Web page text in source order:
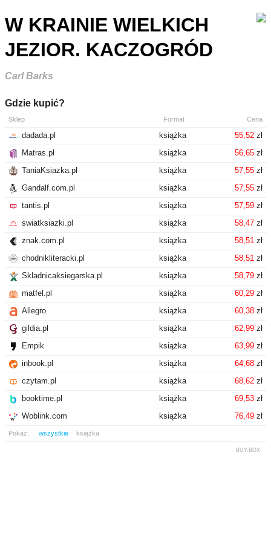
W KRAINIE WIELKICH
JEZIOR. KACZOGRÓD
Carl Barks
Gdzie kupić?
Sklep Format Cena
dadada.pl książka 55,52 zł
Matras.pl
książka 56,65 zł
TaniaKsiazka.pl
książka 57,55 zł
Gandalf.com.pl
książka 57,55 zł
tantis.pl
książka 57,59 zł
swiatksiazki.pl
książka 58,47 zł
znak.com.pl
książka 58,51 zł
chodnikliteracki.pl
książka 58,51 zł
Skladnicaksiegarska.pl
książka 58,79 zł
matfel.pl
książka 60,29 zł
Allegro
książka 60,38 zł
gildia.pl
książka 62,99 zł
Empik
książka 63,99 zł
inbook.pl
książka 64,68 zł
czytam.pl
książka 68,62 zł
booktime.pl
książka 69,53 zł
Woblink.com
książka 76,49 zł
Pokaż: wszystkie książka
BUY.BOX